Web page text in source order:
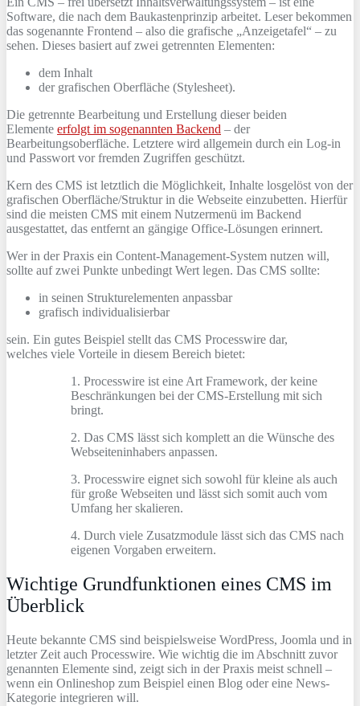
Software, die nach dem Baukastenprinzip arbeitet. Leser bekommen
das sogenannte Frontend – also die grafische „Anzeigetafel“ – zu
sehen. Dieses basiert auf zwei getrennten Elementen:
dem Inhalt
der grafischen Oberfläche (Stylesheet).
Die getrennte Bearbeitung und Erstellung dieser beiden
Elemente erfolgt im sogenannten Backend – der
Bearbeitungsoberfläche. Letztere wird allgemein durch ein Log-in
und Passwort vor fremden Zugriffen geschützt.
Kern des CMS ist letztlich die Möglichkeit, Inhalte losgelöst von der
grafischen Oberfläche/Struktur in die Webseite einzubetten. Hierfür
sind die meisten CMS mit einem Nutzermenü im Backend
ausgestattet, das entfernt an gängige Office-Lösungen erinnert.
Wer in der Praxis ein Content-Management-System nutzen will,
sollte auf zwei Punkte unbedingt Wert legen. Das CMS sollte:
in seinen Strukturelementen anpassbar
grafisch individualisierbar
sein. Ein gutes Beispiel stellt das CMS Processwire dar,
welches viele Vorteile in diesem Bereich bietet:
1. Processwire ist eine Art Framework, der keine
Beschränkungen bei der CMS-Erstellung mit sich
bringt.
2. Das CMS lässt sich komplett an die Wünsche des
Webseiteninhabers anpassen.
3. Processwire eignet sich sowohl für kleine als auch
für große Webseiten und lässt sich somit auch vom
Umfang her skalieren.
4. Durch viele Zusatzmodule lässt sich das CMS nach
eigenen Vorgaben erweitern.
Wichtige Grundfunktionen eines CMS im
Überblick
Heute bekannte CMS sind beispielsweise WordPress, Joomla und in
letzter Zeit auch Processwire. Wie wichtig die im Abschnitt zuvor
genannten Elemente sind, zeigt sich in der Praxis meist schnell –
wenn ein Onlineshop zum Beispiel einen Blog oder eine News-
Kategorie integrieren will.